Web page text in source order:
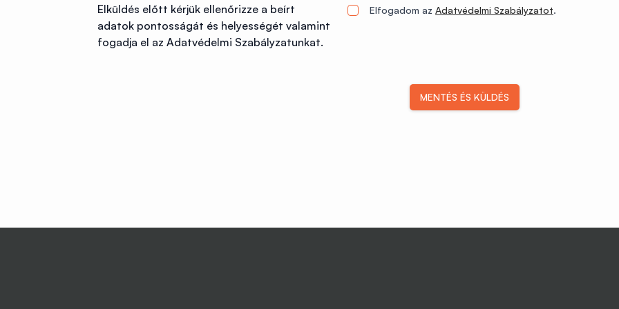
Elküldés előtt kérjük ellenőrizze a beírt
adatok pontosságát és helyességét valamint
fogadja el az Adatvédelmi Szabályzatunkat.
Elfogadom az Adatvédelmi Szabályzatot.
MENTÉS ÉS KÜLDÉS